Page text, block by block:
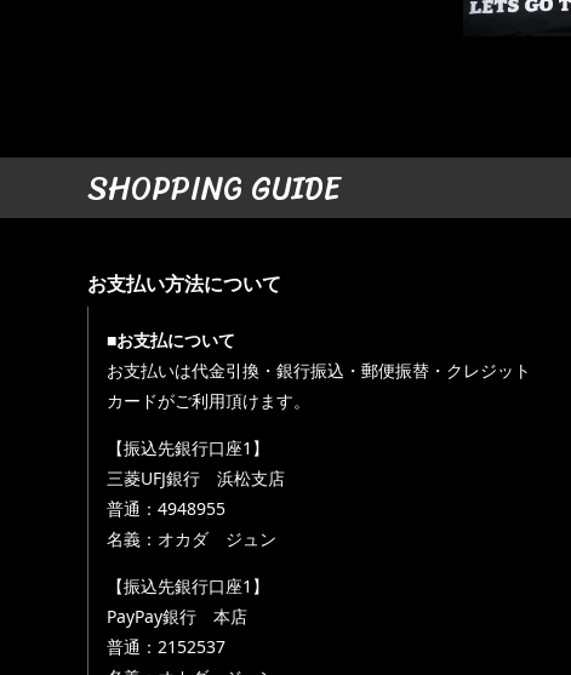
SHOPPING GUIDE
お支払い方法について
■お支払について
お支払いは代金引換・銀行振込・郵便振替・クレジット
カードがご利用頂けます。
【振込先銀行口座1】
三菱UFJ銀行 浜松支店
普通：4948955
名義：オカダ ジュン
【振込先銀行口座1】
PayPay銀行 本店
普通：2152537